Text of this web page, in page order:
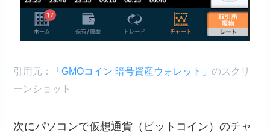
引用元： 「GMOコイン 暗号資産ウォレット」のスクリ
ーンショット
次にパソコンで仮想通貨（ビットコイン）のチャ